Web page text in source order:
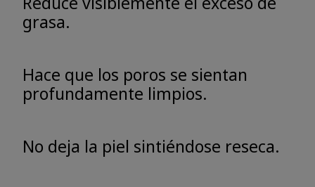
grasa.
Hace que los poros se sientan
profundamente limpios.
No deja la piel sintiéndose reseca.